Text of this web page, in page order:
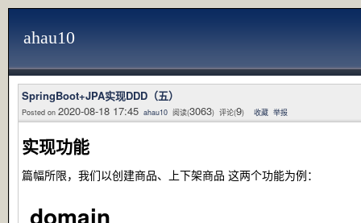
ahau10
SpringBoot+JPA实现DDD（五）
Posted on 2020-08-18 17:45 ahau10 阅读(3063) 评论(9) 收藏 举报
实现功能
篇幅所限，我们以创建商品、上下架商品 这两个功能为例：
domain